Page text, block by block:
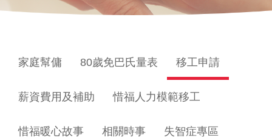
家庭幫傭 80歲免巴氏量表 移工申請
薪資費用及補助 惜福人力模範移工
惜福暖心故事 相關時事 失智症專區